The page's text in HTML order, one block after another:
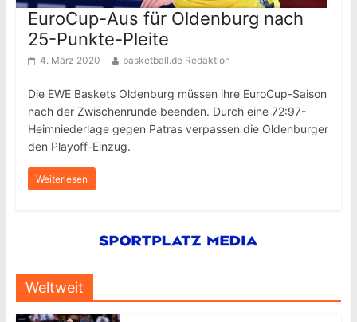
EuroCup-Aus für Oldenburg nach
25-Punkte-Pleite
4. März 2020 basketball.de Redaktion
Die EWE Baskets Oldenburg müssen ihre EuroCup-Saison
nach der Zwischenrunde beenden. Durch eine 72:97-
Heimniederlage gegen Patras verpassen die Oldenburger
den Playoff-Einzug.
Weiterlesen
Weltweit